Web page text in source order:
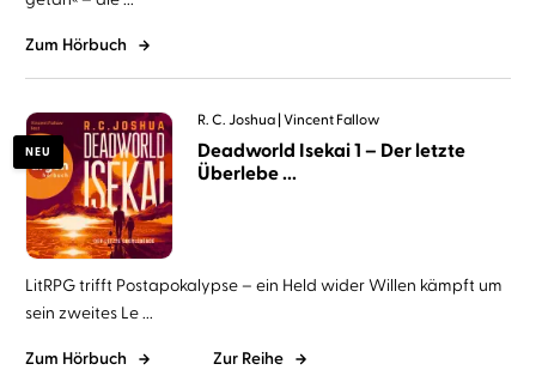
Zum Hörbuch
NEU
R. C. Joshua Vincent Fallow
Deadworld Isekai 1 – Der letzte
Überlebe ...
LitRPG trifft Postapokalypse – ein Held wider Willen kämpft um
sein zweites Le ...
Zum Hörbuch Zur Reihe